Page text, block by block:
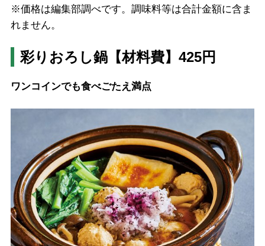
※価格は編集部調べです。調味料等は合計金額に含ま
れません。
彩りおろし鍋【材料費】425円
ワンコインでも食べごたえ満点